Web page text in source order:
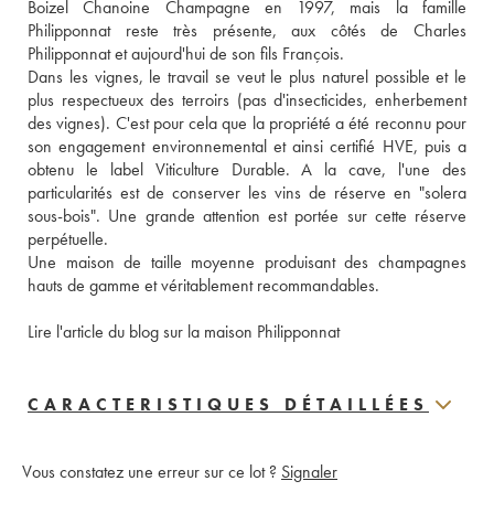
Boizel Chanoine Champagne en 1997, mais la famille
Philipponnat reste très présente, aux côtés de Charles
Philipponnat et aujourd'hui de son fils François.
Dans les vignes, le travail se veut le plus naturel possible et le
plus respectueux des terroirs (pas d'insecticides, enherbement
des vignes). C'est pour cela que la propriété a été reconnu pour
son engagement environnemental et ainsi certifié HVE, puis a
obtenu le label Viticulture Durable. A la cave, l'une des
particularités est de conserver les vins de réserve en "solera
sous-bois". Une grande attention est portée sur cette réserve
perpétuelle.
Une maison de taille moyenne produisant des champagnes
hauts de gamme et véritablement recommandables.
Lire l'article du blog sur la maison Philipponnat
CARACTERISTIQUES DÉTAILLÉES
Vous constatez une erreur sur ce lot ? Signaler